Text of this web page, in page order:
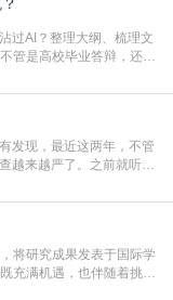
过AI？整理大纲、梳理文
管是高校毕业答辩，还是
有啥区别？这里说透：普
是抄袭；AI查重查的是你
发现，最近这两年，不管
越来越严了。之前就听身
在国内多数高校和核心期
辅助写作，必须明确标
将研究成果发表于国际学
充满机遇，也伴随着挑